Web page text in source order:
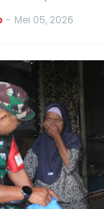
- Mei 05, 2026